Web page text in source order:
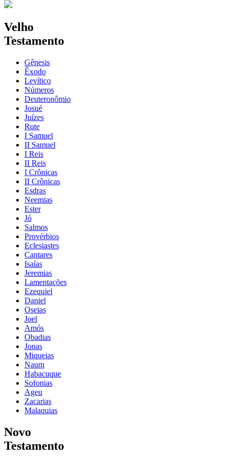
Velho
Testamento
Gênesis
Êxodo
Levítico
Números
Deuteronômio
Josué
Juízes
Rute
I Samuel
II Samuel
I Reis
II Reis
I Crônicas
II Crônicas
Esdras
Neemias
Ester
Jó
Salmos
Provérbios
Eclesiastes
Cantares
Isaías
Jeremias
Lamentações
Ezequiel
Daniel
Oseias
Joel
Amós
Obadias
Jonas
Miqueias
Naum
Habacuque
Sofonias
Ageu
Zacarias
Malaquias
Novo
Testamento